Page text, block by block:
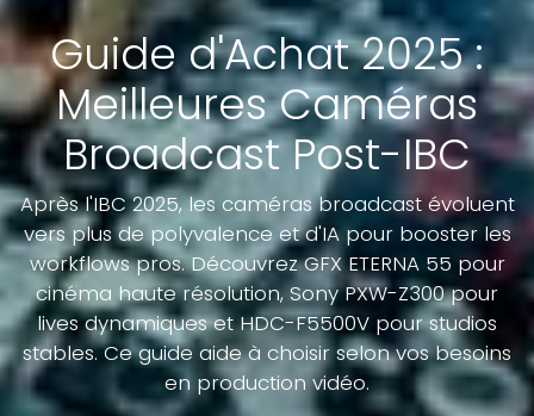
Guide d'Achat 2025 :
Meilleures Caméras
Broadcast Post-IBC
Après l'IBC 2025, les caméras broadcast évoluent
vers plus de polyvalence et d'IA pour booster les
workflows pros. Découvrez GFX ETERNA 55 pour
cinéma haute résolution, Sony PXW-Z300 pour
lives dynamiques et HDC-F5500V pour studios
stables. Ce guide aide à choisir selon vos besoins
en production vidéo.